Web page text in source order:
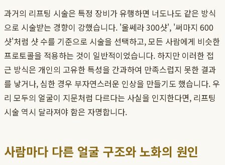
과거의 리프팅 시술은 특정 장비가 유행하면 너도나도 같은 방식
으로 시술받는 경향이 강했습니다. '울쎄라 300샷', '써마지 600
샷'처럼 샷 수를 기준으로 시술을 선택하고, 모든 사람에게 비슷한
프로토콜을 적용하는 것이 일반적이었습니다. 하지만 이러한 접
근 방식은 개인의 고유한 특성을 간과하여 만족스럽지 못한 결과
를 낳거나, 심한 경우 부자연스러운 인상을 만들기도 했습니다. 우
리 모두의 얼굴이 지문처럼 다르다는 사실을 인지한다면, 리프팅
시술 역시 달라져야 함은 자명합니다.
사람마다 다른 얼굴 구조와 노화의 원인